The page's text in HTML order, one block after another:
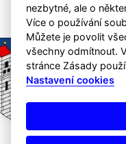
nezbytné, ale o
Více o používání
Můžete je povolit
všechny odmítnout.
stránce Zásady
Nastavení cookies